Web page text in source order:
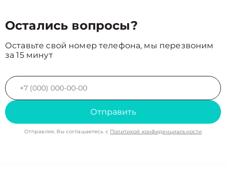
Остались вопросы?
Оставьте свой номер телефона, мы перезвоним
за 15 минут
Отправить
Отправляя, Вы соглашаетесь с Политикой конфиденциальности